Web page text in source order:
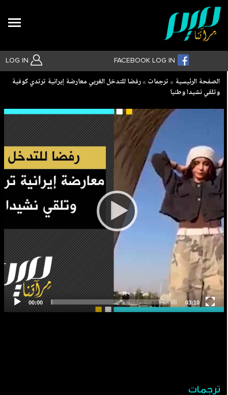
LOG IN FACEBOOK LOG IN
بحث متقدم
Breadcrumb
الصفحة الرئيسية ترجمات
رفضا للتدخل الغربي معارضة إيرانية ترتدي كوفية
وتلقي نشيدا وطنيا
ترجمات